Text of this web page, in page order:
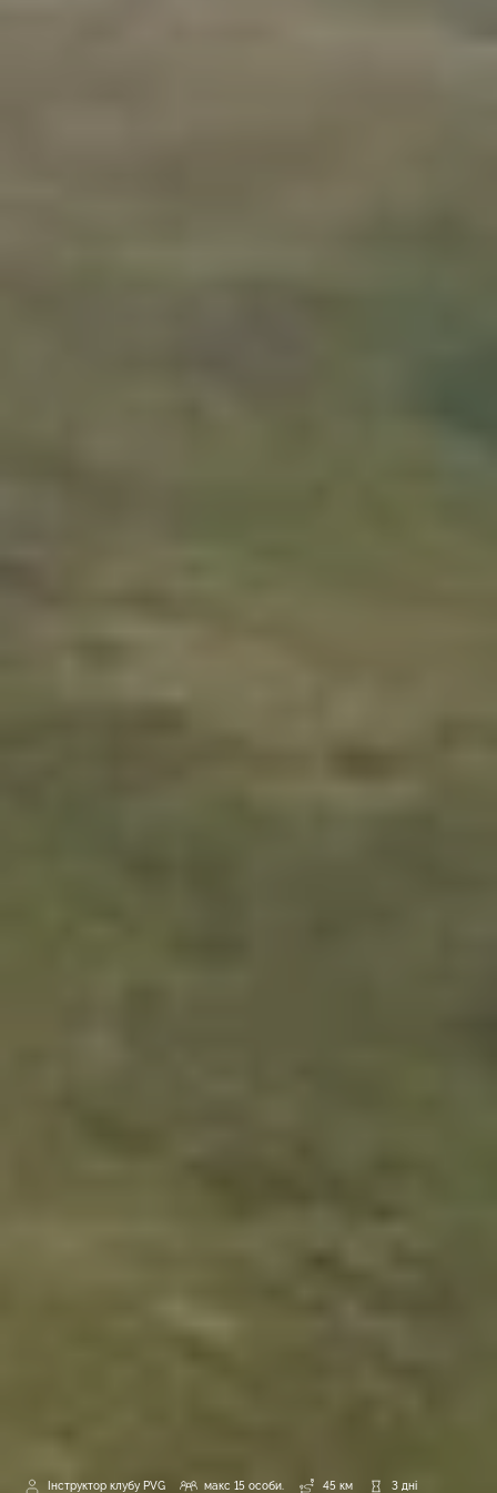
Інструктор клубу PVG макс 15 особи. 45 км 3 дні